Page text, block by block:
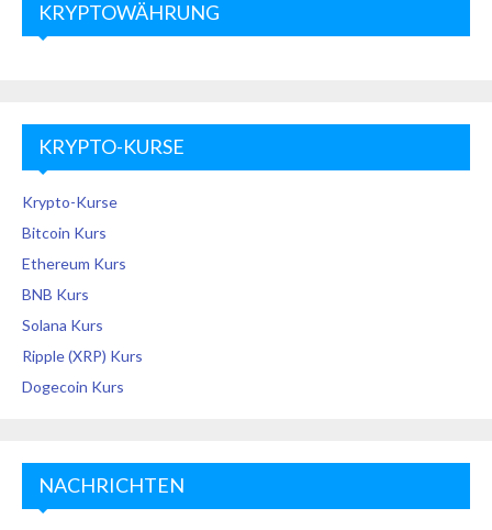
KRYPTOWÄHRUNG
KRYPTO-KURSE
Krypto-Kurse
Bitcoin Kurs
Ethereum Kurs
BNB Kurs
Solana Kurs
Ripple (XRP) Kurs
Dogecoin Kurs
NACHRICHTEN